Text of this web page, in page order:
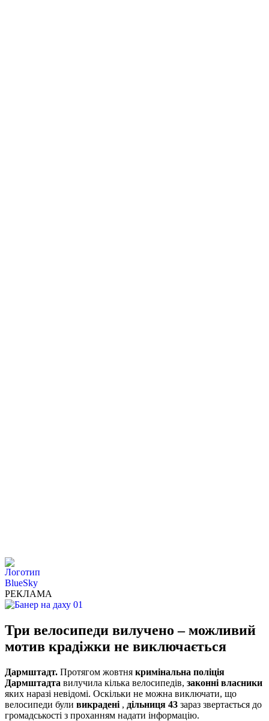
РЕКЛАМА
Три велосипеди вилучено – можливий
мотив крадіжки не виключається
Дармштадт. Протягом жовтня кримінальна поліція
Дармштадта вилучила кілька велосипедів, законні власники
яких наразі невідомі. Оскільки не можна виключати, що
велосипеди були викрадені , дільниця 43 зараз звертається до
громадськості з проханням надати інформацію.